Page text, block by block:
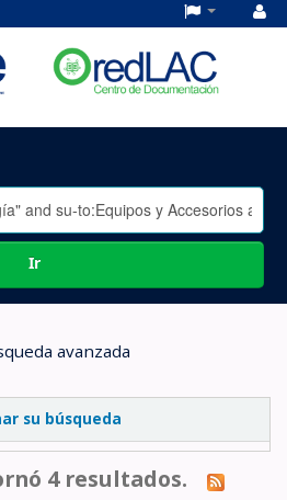
Ir
avanzada
su búsqueda
4 resultados.